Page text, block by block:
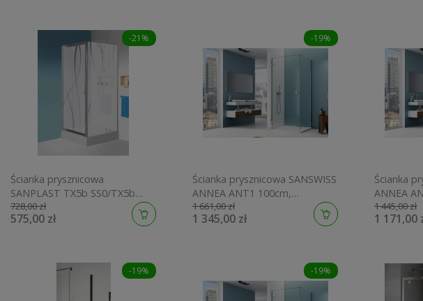
-21%
Ścianka prysznicowa
SANPLAST TX5b SS0/TX5b
75cm, H=190cm, szkło sitodruk
W15, srebrny błyszczący 600-
728,00 zł
575,00 zł
-19%
Ścianka prysznicowa SANSWISS
ANNEA ANT1 100cm,
H=200cm, srebrny połysk
ANT110005007
1 661,00 zł
1 345,00 zł
Ścianka
ANNEA
1 445,00 zł
1 171,00
-19% -19%